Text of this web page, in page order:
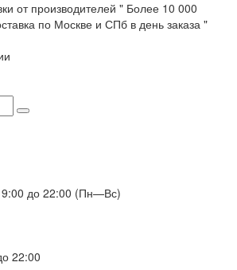
от производителей " Более 10 000
по Москве и СПб в день заказа "
9:00 до 22:00 (Пн—Вс)
22:00